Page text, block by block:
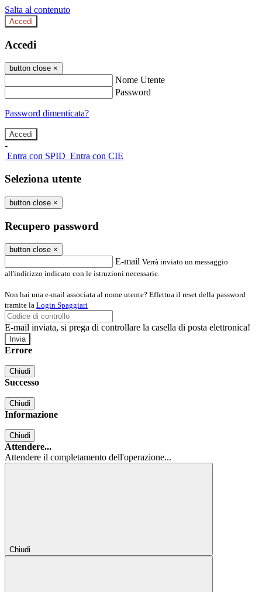
Salta al contenuto
Accedi
Accedi
button close ×
Nome Utente
Password
Password dimenticata?
-
Entra con SPID Entra con CIE
Seleziona utente
button close ×
Recupero password
button close ×
E-mail Verrà inviato un messaggio
all'indirizzo indicato con le istruzioni necessarie.
Non hai una e-mail associata al nome utente? Effettua il reset della password
tramite la Login Spaggiari
E-mail inviata, si prega di controllare la casella di posta elettronica!
Errore
Chiudi
Successo
Chiudi
Informazione
Chiudi
Attendere...
Attendere il completamento dell'operazione...
Chiudi